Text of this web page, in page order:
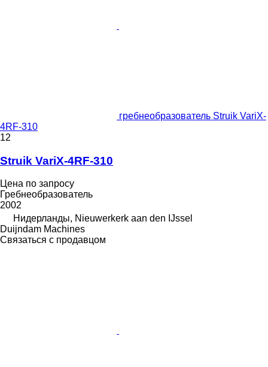
гребнеобразователь Struik VariX-
4RF-310
12
Struik VariX-4RF-310
Цена по запросу
Гребнеобразователь
2002
Нидерланды, Nieuwerkerk aan den IJssel
Duijndam Machines
Связаться с продавцом